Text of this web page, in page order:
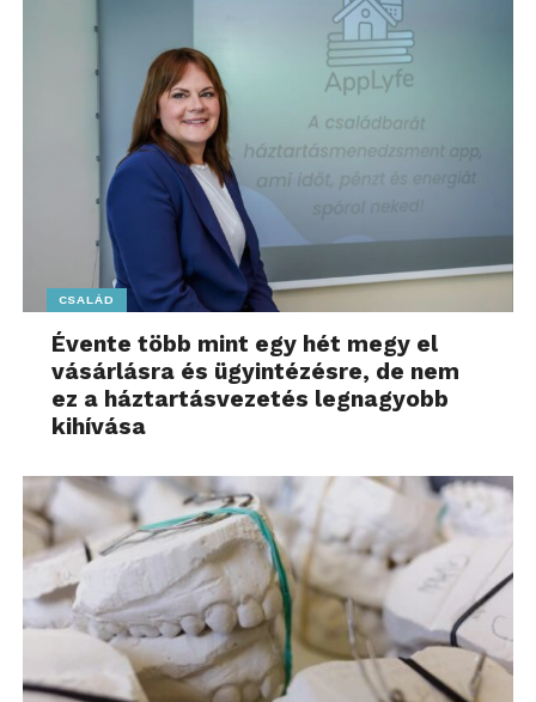
CSALÁD
Évente több mint egy hét megy el
vásárlásra és ügyintézésre, de nem
ez a háztartásvezetés legnagyobb
kihívása